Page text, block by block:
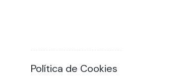
Política de Cookies